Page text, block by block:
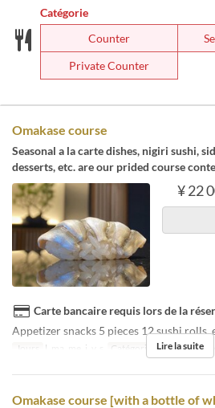
Catégorie
Counter
Private Counter
Omakase course
Seasonal a la carte dishes, nigiri sushi,
desserts, etc. are our prided course
¥ 22
Carte bancaire requis lors de la
Appetizer snacks 5 pieces 12 sushi rolls,
Jours l, ma, me, j, v, s Catégorie de Siège
Lire la suite
Omakase course [with a bottle of